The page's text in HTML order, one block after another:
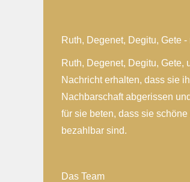
Ruth, Degenet, Degitu, Gete
Ruth, Degenet, Degitu, Gete,
Nachricht erhalten, dass sie
Nachbarschaft abgerissen
für sie beten, dass sie
bezahlbar sind.
Das Team